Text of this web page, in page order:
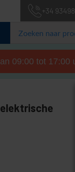
+34
09:00 tot 17:00
elektrische